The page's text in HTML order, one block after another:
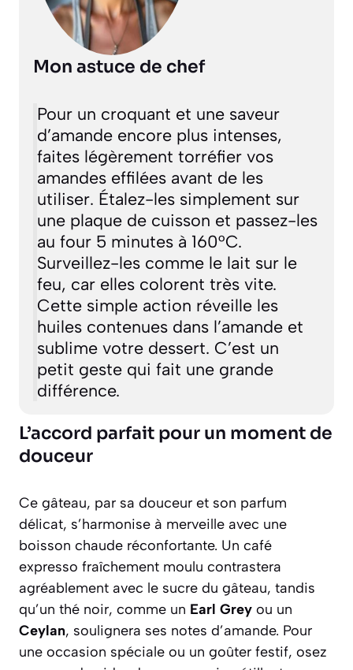
Mon astuce de chef
Pour un croquant et une saveur
d’amande encore plus intenses,
faites légèrement torréfier vos
amandes effilées avant de les
utiliser. Étalez-les simplement sur
une plaque de cuisson et passez-les
au four 5 minutes à 160°C.
Surveillez-les comme le lait sur le
feu, car elles colorent très vite.
Cette simple action réveille les
huiles contenues dans l’amande et
sublime votre dessert. C’est un
petit geste qui fait une grande
différence.
L’accord parfait pour un moment de
douceur
Ce gâteau, par sa douceur et son parfum
délicat, s’harmonise à merveille avec une
boisson chaude réconfortante. Un café
expresso fraîchement moulu contrastera
agréablement avec le sucre du gâteau, tandis
qu’un thé noir, comme un Earl Grey ou un
Ceylan, soulignera ses notes d’amande. Pour
une occasion spéciale ou un goûter festif, osez